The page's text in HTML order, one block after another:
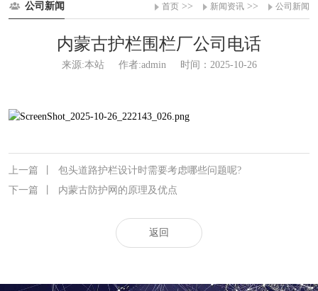
公司新闻 首页 >> 新闻资讯 >> 公司新闻
内蒙古护栏围栏厂公司电话
来源:本站 作者:admin 时间：2025-10-26
上一篇
包头道路护栏设计时需要考虑哪些问题呢?
下一篇
内蒙古防护网的原理及优点
返回